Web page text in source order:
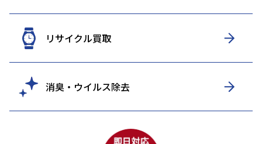
リサイクル買取
消臭・ウイルス除去